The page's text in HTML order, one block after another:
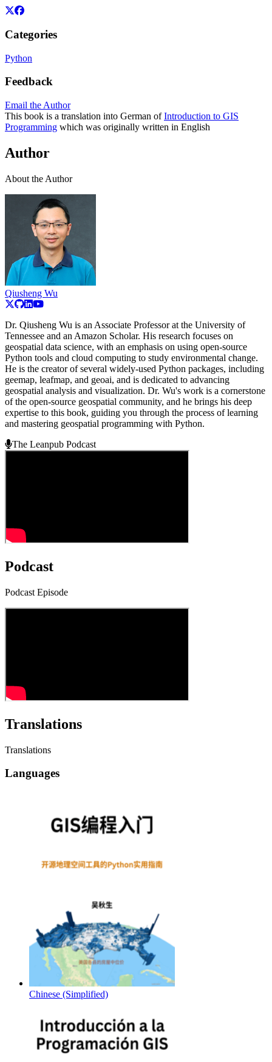
Categories
Python
Feedback
Email the Author
This book is a translation into German ofIntroduction to GIS
Programming which was originally written in English
Author
About the Author
Qiusheng Wu
Dr. Qiusheng Wu is an Associate Professor at the University of
Tennessee and an Amazon Scholar. His research focuses on
geospatial data science, with an emphasis on using open-source
Python tools and cloud computing to study environmental change.
He is the creator of several widely-used Python packages, including
geemap, leafmap, and geoai, and is dedicated to advancing
geospatial analysis and visualization. Dr. Wu's work is a cornerstone
of the open-source geospatial community, and he brings his deep
expertise to this book, guiding you through the process of learning
and mastering geospatial programming with Python.
The Leanpub Podcast
Podcast
Podcast Episode
Translations
Translations
Languages
Chinese (Simplified)